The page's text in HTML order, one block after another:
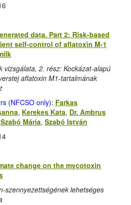
data. Part 2: Risk-based
self-control of aflatoxin M-1
vizsgálata, 2. rész: Kockázat-alapú
aflatoxin M1-tartalmának
(NFCSO only): Farkas
, Kerekes Kata, Dr. Ambrus
Mária, Szabó István
change on the mycotoxin
szennyezettségének lehetséges